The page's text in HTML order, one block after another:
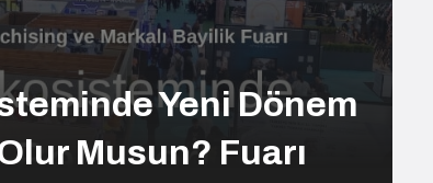
Yeni Dönem
Musun? Fuarı